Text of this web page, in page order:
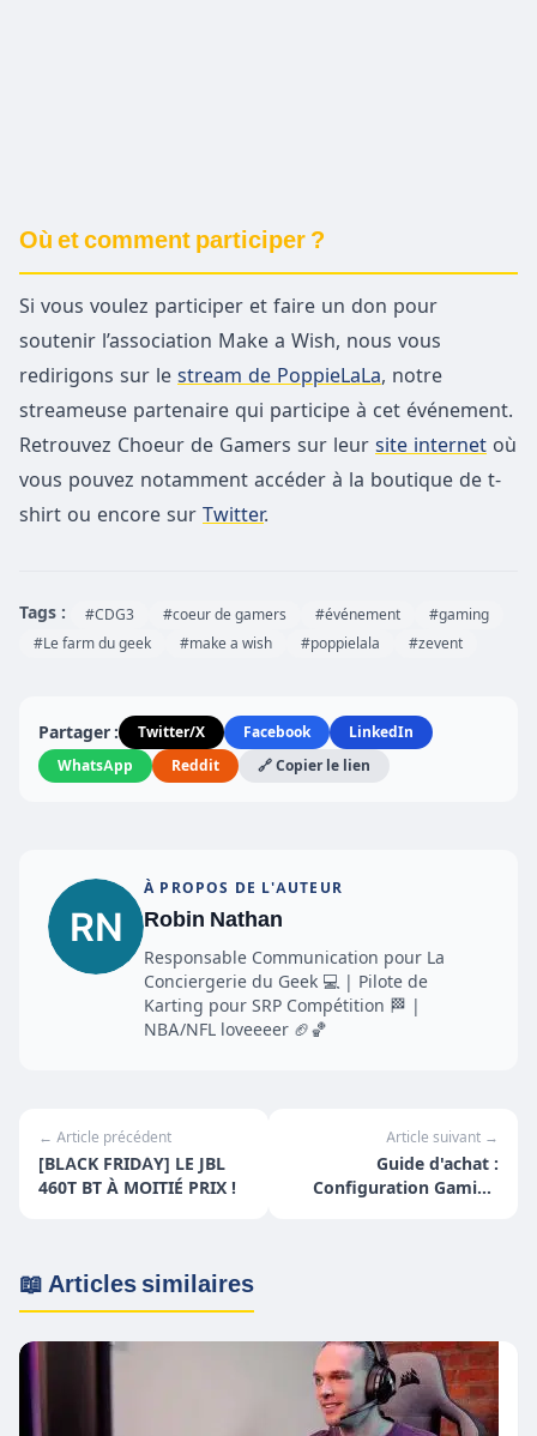
Où et comment participer ?
Si vous voulez participer et faire un don pour
soutenir l’association Make a Wish, nous vous
redirigons sur le stream de PoppieLaLa, notre
streameuse partenaire qui participe à cet événement.
Retrouvez Choeur de Gamers sur leur site internet où
vous pouvez notamment accéder à la boutique de t-
shirt ou encore sur Twitter.
Tags : #CDG3 #coeur de gamers #événement
#gaming
#Le farm du geek
#make a wish #poppielala #zevent
Partager : Twitter/X Facebook
LinkedIn
WhatsApp
Reddit 🔗 Copier le lien
À PROPOS DE L'AUTEUR
Robin Nathan
Responsable Communication pour La
Conciergerie du Geek 💻 | Pilote de
Karting pour SRP Compétition 🏁 |
NBA/NFL loveeeer 🏈🏀
← Article précédent
[BLACK FRIDAY] LE JBL
460T BT À MOITIÉ PRIX !
Article suivant →
Guide d'achat :
Configuration Gaming
📖 Articles similaires